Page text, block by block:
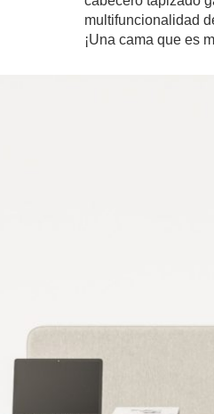
multifuncionalidad
¡Una cama que es